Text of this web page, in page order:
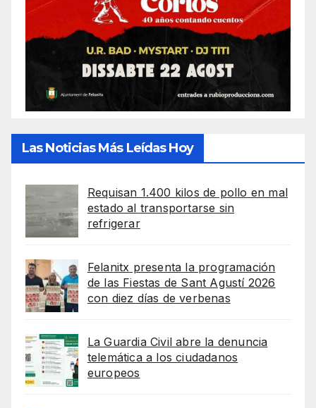
Las Noticias Más Leídas Hoy
Requisan 1.400 kilos de pollo en mal
estado al transportarse sin
refrigerar
Felanitx presenta la programación
de las Fiestas de Sant Agustí 2026
con diez días de verbenas
La Guardia Civil abre la denuncia
telemática a los ciudadanos
europeos